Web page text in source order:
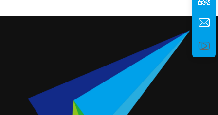
loptu